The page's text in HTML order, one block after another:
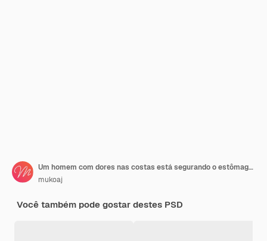
Um homem com dores nas costas está segurando o estômago de um homem
mukoaj
Você também pode gostar destes PSD